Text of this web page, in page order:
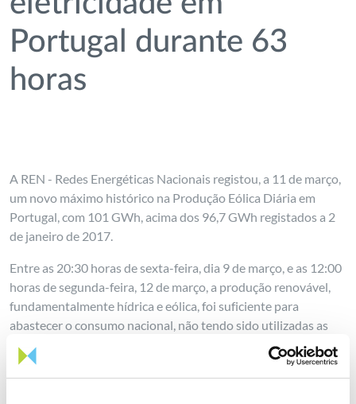
Portugal durante 63
horas
A REN - Redes Energéticas Nacionais registou, a 11 de março,
um novo máximo histórico na Produção Eólica Diária em
Portugal, com 101 GWh, acima dos 96,7 GWh registados a 2
de janeiro de 2017.
Entre as 20:30 horas de sexta-feira, dia 9 de março, e as 12:00
horas de segunda-feira, 12 de março, a produção renovável,
fundamentalmente hídrica e eólica, foi suficiente para
abastecer o consumo nacional, não tendo sido utilizadas as
grandes centrais a carvão e a gás natural.